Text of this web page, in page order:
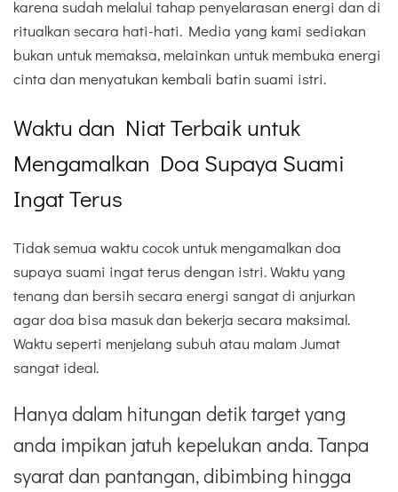
karena sudah melalui tahap penyelarasan energi dan di
ritualkan secara hati-hati. Media yang kami sediakan
bukan untuk memaksa, melainkan untuk membuka energi
cinta dan menyatukan kembali batin suami istri.
Waktu dan Niat Terbaik untuk
Mengamalkan Doa Supaya Suami
Ingat Terus
Tidak semua waktu cocok untuk mengamalkan doa
supaya suami ingat terus dengan istri. Waktu yang
tenang dan bersih secara energi sangat di anjurkan
agar doa bisa masuk dan bekerja secara maksimal.
Waktu seperti menjelang subuh atau malam Jumat
sangat ideal.
Hanya dalam hitungan detik target yang
anda impikan jatuh kepelukan anda. Tanpa
syarat dan pantangan, dibimbing hingga